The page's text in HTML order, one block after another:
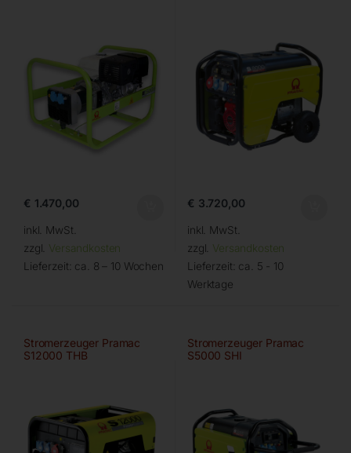
€ 1.470,00
inkl. MwSt.
zzgl. Versandkosten
Lieferzeit: ca. 8 – 10 Wochen
€ 3.720,00
inkl. MwSt.
zzgl. Versandkosten
Lieferzeit: ca. 5 - 10
Werktage
Stromerzeuger Pramac
S12000 THB
Stromerzeuger Pramac
S5000 SHI